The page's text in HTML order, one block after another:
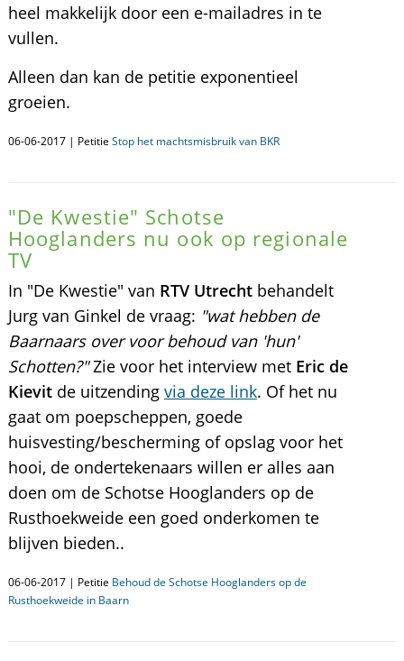
heel makkelijk door een e-mailadres in te
vullen.
Alleen dan kan de petitie exponentieel
groeien.
06-06-2017 | Petitie Stop het machtsmisbruik van BKR
"De Kwestie" Schotse
Hooglanders nu ook op regionale
TV
In "De Kwestie" van RTV Utrechtbehandelt
Jurg van Ginkel de vraag: "wat hebben de
Baarnaars over voor behoud van 'hun'
Schotten?"Zie voor het interview met Eric de
Kievitde uitzending via deze link. Of het nu
gaat om poepscheppen, goede
huisvesting/bescherming of opslag voor het
hooi, de ondertekenaars willen er alles aan
doen om de Schotse Hooglanders op de
Rusthoekweide een goed onderkomen te
blijven bieden..
06-06-2017 | Petitie Behoud de Schotse Hooglanders op de
Rusthoekweide in Baarn